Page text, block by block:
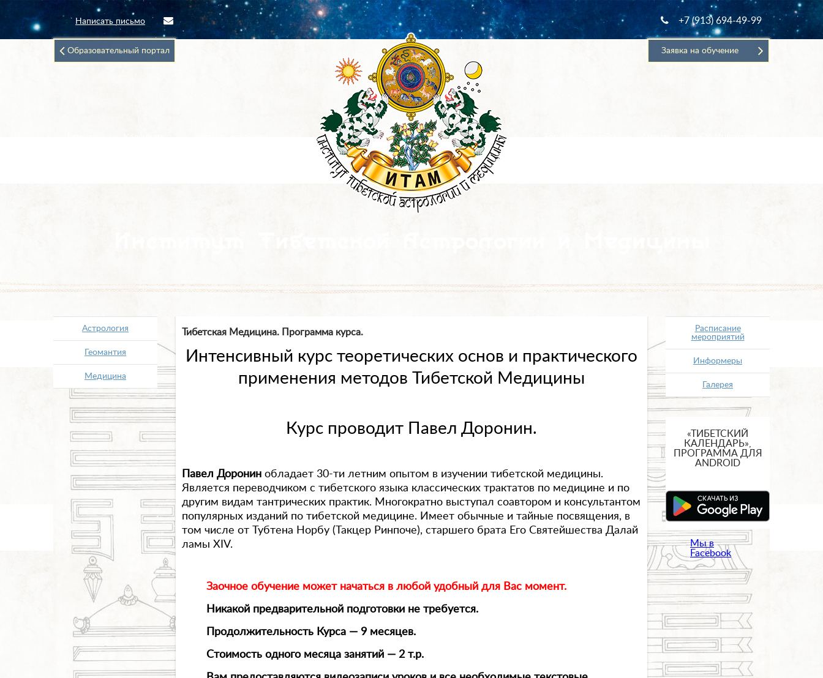
Написать письмо +7 (913) 694-49-99
Образовательный портал Заявка на обучение
Астрология
Геомантия
Медицина
Тибетская Медицина. Программа курса.
Интенсивный курс теоретических основ и практического
применения методов Тибетской Медицины
Курс проводит Павел Доронин.
Павел Доронин обладает 30-ти летним опытом в изучении тибетской медицины.
Является переводчиком с тибетского языка классических трактатов по медицине и по
другим видам тантрических практик. Многократно выступал соавтором и консультантом
популярных изданий по тибетской медицине. Имеет обычные и тайные посвящения, в
том числе от Тубтена Норбу (Такцер Ринпоче), старшего брата Его Святейшества Далай
ламы XIV.
Заочное обучение может начаться в любой удобный для Вас момент.
Никакой предварительной подготовки не требуется.
Продолжительность Курса — 9 месяцев.
Стоимость одного месяца занятий — 2 т.р.
Расписание
мероприятий
Информеры
Галерея
«ТИБЕТСКИЙ
КАЛЕНДАРЬ»,
ПРОГРАММА ДЛЯ
ANDROID
Мы в
Facebook